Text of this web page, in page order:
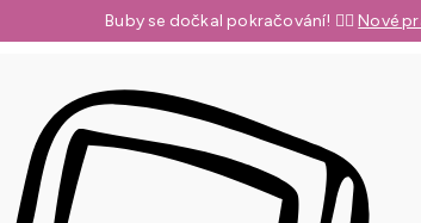
Buby se dočkal pokračování! 👉🏼Nové